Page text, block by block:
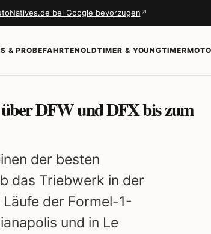
bei Google bevorzugen ↗
& PROBEFAHRTENOLDTIMER & YOUNGTIMER
DFW und DFX bis zum
der besten
das Triebwerk in der
der Formel-1-
und in Le